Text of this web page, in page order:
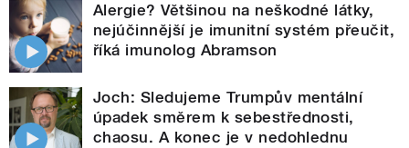
Alergie? Většinou na neškodné látky,
nejúčinnější je imunitní systém přeučit,
říká imunolog Abramson
Joch: Sledujeme Trumpův mentální
úpadek směrem k sebestřednosti,
chaosu. A konec je v nedohlednu